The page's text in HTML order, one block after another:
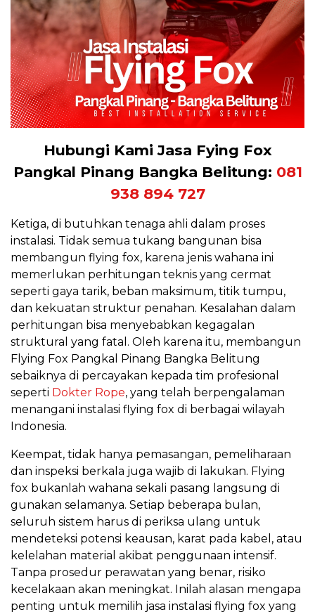
Hubungi Kami Jasa Fying Fox
Pangkal Pinang Bangka Belitung: 081
938 894 727
Ketiga, di butuhkan tenaga ahli dalam proses
instalasi. Tidak semua tukang bangunan bisa
membangun flying fox, karena jenis wahana ini
memerlukan perhitungan teknis yang cermat
seperti gaya tarik, beban maksimum, titik tumpu,
dan kekuatan struktur penahan. Kesalahan dalam
perhitungan bisa menyebabkan kegagalan
struktural yang fatal. Oleh karena itu, membangun
Flying Fox Pangkal Pinang Bangka Belitung
sebaiknya di percayakan kepada tim profesional
seperti Dokter Rope, yang telah berpengalaman
menangani instalasi flying fox di berbagai wilayah
Indonesia.
Keempat, tidak hanya pemasangan, pemeliharaan
dan inspeksi berkala juga wajib di lakukan. Flying
fox bukanlah wahana sekali pasang langsung di
gunakan selamanya. Setiap beberapa bulan,
seluruh sistem harus di periksa ulang untuk
mendeteksi potensi keausan, karat pada kabel, atau
kelelahan material akibat penggunaan intensif.
Tanpa prosedur perawatan yang benar, risiko
kecelakaan akan meningkat. Inilah alasan mengapa
penting untuk memilih jasa instalasi flying fox yang